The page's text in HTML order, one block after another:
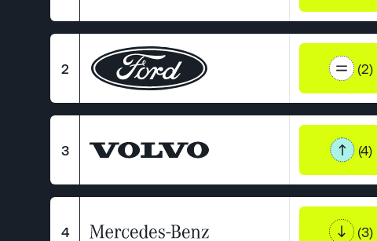
2 (2)
3 (4)
4 (3)